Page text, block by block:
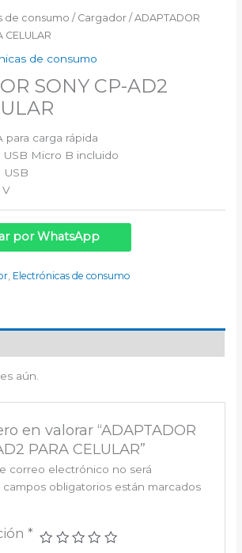
de consumo / Cargador / ADAPTADOR
CELULAR
de consumo
SONY CP-AD2
para carga rápida
USB Micro B incluido
USB
V
por WhatsApp
, Electrónicas de consumo
aún.
en valorar “ADAPTADOR
PARA CELULAR”
correo electrónico no será
campos obligatorios están marcados
*